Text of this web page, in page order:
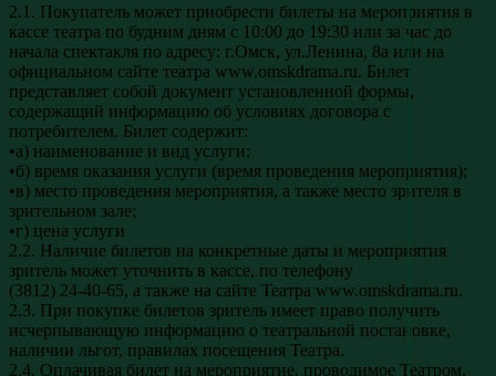
2.1. Покупатель может приобрести билеты на мероприятия в
кассе театра по будним дням с 10:00 до 19:30 или за час до
начала спектакля по адресу: г.Омск, ул.Ленина, 8а или на
официальном сайте театра www.omskdrama.ru. Билет
представляет собой документ установленной формы,
содержащий информацию об условиях договора с
потребителем. Билет содержит:
•а) наименование и вид услуги;
•б) время оказания услуги (время проведения мероприятия);
•в) место проведения мероприятия, а также место зрителя в
зрительном зале;
•г) цена услуги
2.2. Наличие билетов на конкретные даты и мероприятия
зритель может уточнить в кассе, по телефону
(3812) 24-40-65, а также на сайте Театра www.omskdrama.ru.
2.3. При покупке билетов зритель имеет право получить
исчерпывающую информацию о театральной постановке,
наличии льгот, правилах посещения Театра.
2.4. Оплачивая билет на мероприятие, проводимое Театром,